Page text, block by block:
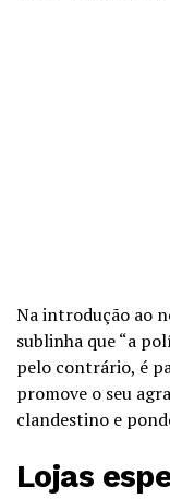
Na introdução ao
sublinha que “a
pelo contrário, é
promove o seu
clandestino e
Lojas